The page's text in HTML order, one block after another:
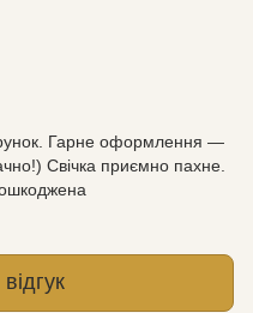
Гарне оформлення —
Свічка приємно пахне.